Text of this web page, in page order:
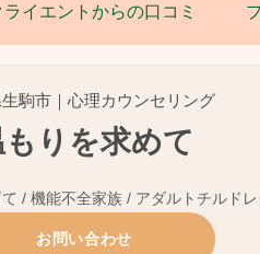
ライエントからの口コミ
駒市｜心理カウンセリング
りを求めて
/ 機能不全家族 / アダルトチルド
お問い合わせ